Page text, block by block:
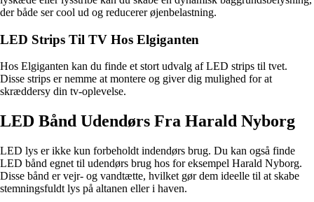
der både ser cool ud og reducerer øjenbelastning.
LED Strips Til TV Hos Elgiganten
Hos Elgiganten kan du finde et stort udvalg af LED strips til tvet.
Disse strips er nemme at montere og giver dig mulighed for at
skræddersy din tv-oplevelse.
LED Bånd Udendørs Fra Harald Nyborg
LED lys er ikke kun forbeholdt indendørs brug. Du kan også finde
LED bånd egnet til udendørs brug hos for eksempel Harald Nyborg.
Disse bånd er vejr- og vandtætte, hvilket gør dem ideelle til at skabe
stemningsfuldt lys på altanen eller i haven.